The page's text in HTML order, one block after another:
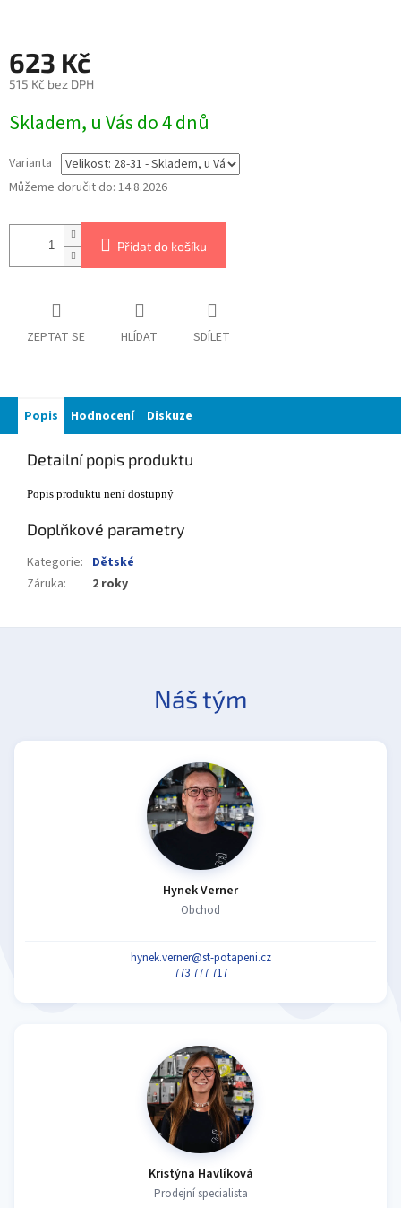
623 Kč
515 Kč bez DPH
Skladem, u Vás do 4 dnů
Varianta
Můžeme doručit do: 14.8.2026
Přidat do košíku
ZEPTAT SE HLÍDAT SDÍLET
Popis Hodnocení Diskuze
Detailní popis produktu
Popis produktu není dostupný
Doplňkové parametry
Kategorie: Dětské
Záruka: 2 roky
Náš tým
Hynek Verner
Obchod
hynek.verner@st-potapeni.cz
773 777 717
Kristýna Havlíková
Prodejní specialista